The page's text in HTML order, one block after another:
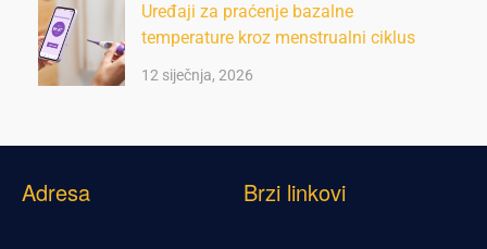
Uređaji za praćenje bazalne
temperature kroz menstrualni ciklus
12 siječnja, 2026
Brzi linkovi
Adresa